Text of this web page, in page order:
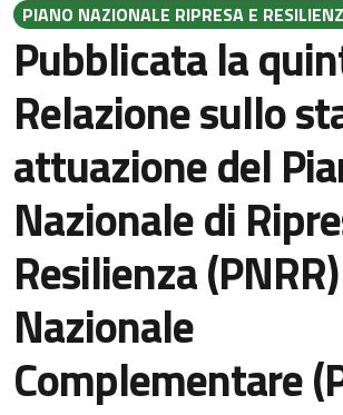
PIANO NAZIONALE RIPRESA E
Pubblicata la
Relazione sullo
attuazione del
Nazionale di
Resilienza
Nazionale
Complementare